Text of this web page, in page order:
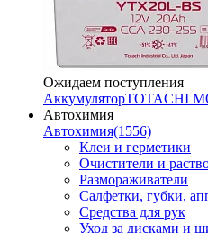
Ожидаем поступления
АккумуляторTOTACHI
Автохимия
Автохимия(1556)
Клеи и герметики
Очистители и
Размораживатели
Салфетки, губки,
Средства для рук
Уход за дисками и